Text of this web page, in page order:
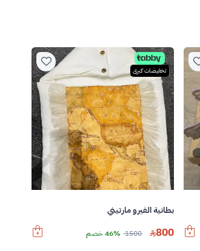
تخفيضات كبرى
بطانية الفيرو مارتيني
800
1500 46% خصم